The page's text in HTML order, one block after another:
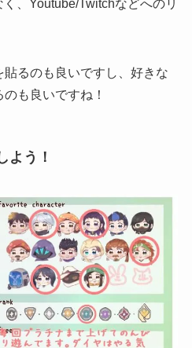
、Youtube/Twitchなどへのリ
るのも良いですし、好きな
も良いですね！
よう！